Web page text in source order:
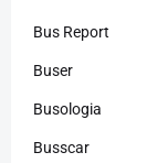
Bus Report
Buser
Busologia
Busscar